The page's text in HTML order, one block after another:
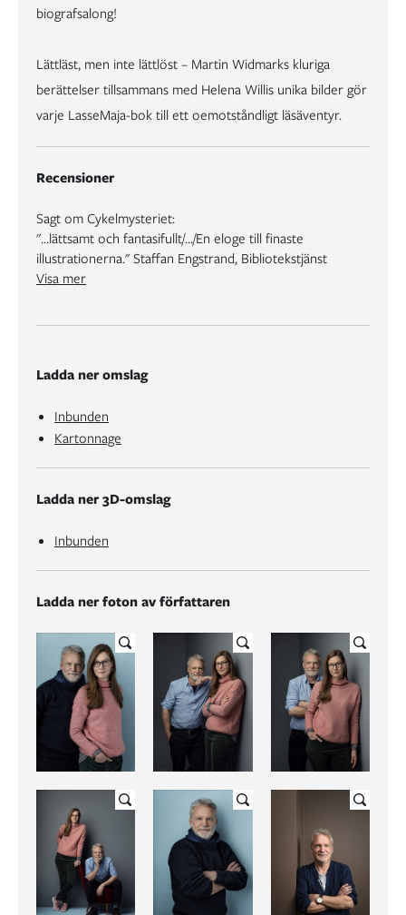
biografsalong!
Lättläst, men inte lättlöst – Martin Widmarks kluriga
berättelser tillsammans med Helena Willis unika bilder gör
varje LasseMaja-bok till ett oemotståndligt läsäventyr.
Recensioner
Sagt om Cykelmysteriet:
"…lättsamt och fantasifullt/.../En eloge till finaste
illustrationerna." Staffan Engstrand, Bibliotekstjänst
Visa mer
Ladda ner omslag
Inbunden
Kartonnage
Ladda ner 3D-omslag
Inbunden
Ladda ner foton av författaren